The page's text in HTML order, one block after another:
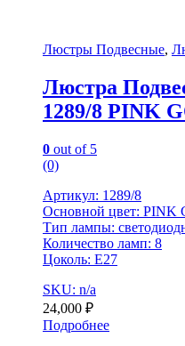
Люстры Подвесные,
Люстра
1289/8 PINK
0 out of 5
(0)
Артикул: 1289/8
Основной цвет: PINK
Тип лампы:
Количество ламп: 8
Цоколь: Е27
SKU: n/a
24,000 ₽
Подробнее